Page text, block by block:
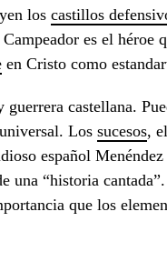
los castillos
es el héroe
en Cristo como
castellana.
Los sucesos, el
español
una “historia
que los